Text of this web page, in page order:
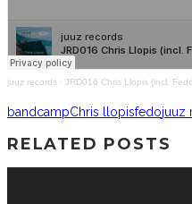
juuz records · JRD016 Chris Llopis (incl.
bandcampChris llopisfedojuuz
RELATED POSTS